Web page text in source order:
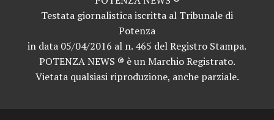
Testata giornalistica iscritta al Tribunale di
Potenza
in data 05/04/2016 al n. 465 del Registro Stampa.
POTENZA NEWS ® è un Marchio Registrato.
Vietata qualsiasi riproduzione, anche parziale.